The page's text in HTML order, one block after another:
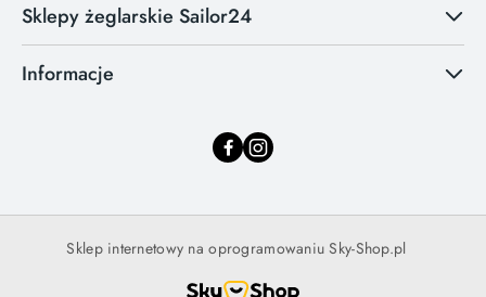
Sklepy żeglarskie Sailor24
Informacje
Sklep internetowy na oprogramowaniu Sky-Shop.pl